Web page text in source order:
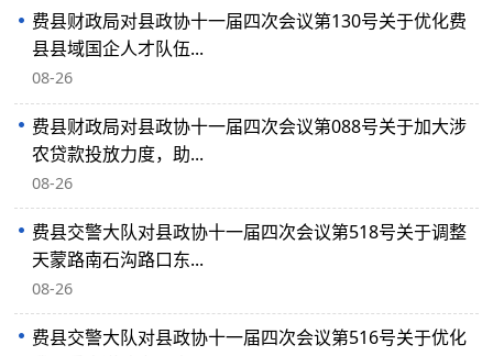
费县财政局对县政协十一届四次会议第130号关于优化费
县县域国企人才队伍...
08-26
费县财政局对县政协十一届四次会议第088号关于加大涉
农贷款投放力度，助...
08-26
费县交警大队对县政协十一届四次会议第518号关于调整
天蒙路南石沟路口东...
08-26
费县交警大队对县政协十一届四次会议第516号关于优化